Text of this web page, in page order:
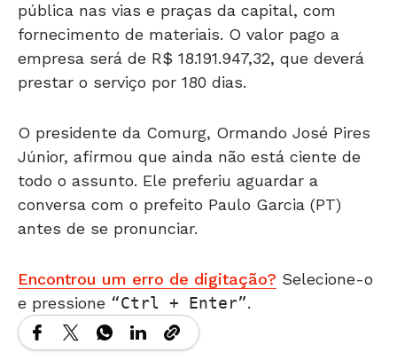
pública nas vias e praças da capital, com
fornecimento de materiais. O valor pago a
empresa será de R$ 18.191.947,32, que deverá
prestar o serviço por 180 dias.
O presidente da Comurg, Ormando José Pires
Júnior, afirmou que ainda não está ciente de
todo o assunto. Ele preferiu aguardar a
conversa com o prefeito Paulo Garcia (PT)
antes de se pronunciar.
Encontrou um erro de digitação? Selecione-o
e pressione
Ctrl + Enter .